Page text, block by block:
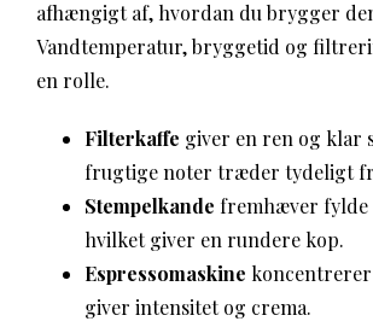
afhængigt af, hvordan du brygger
Vandtemperatur, bryggetid og
en rolle.
Filterkaffe giver en ren og klar
frugtige noter træder tydeligt
Stempelkande fremhæver fylde
hvilket giver en rundere kop.
Espressomaskine koncentrerer
giver intensitet og crema.